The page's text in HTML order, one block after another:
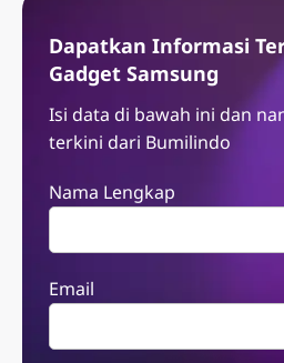
Dapatkan Informasi
Gadget Samsung
Isi data di bawah ini dan
terkini dari Bumilindo
Nama Lengkap
Email